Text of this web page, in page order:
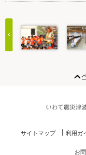
20
サイトマップ 利用ガ
お